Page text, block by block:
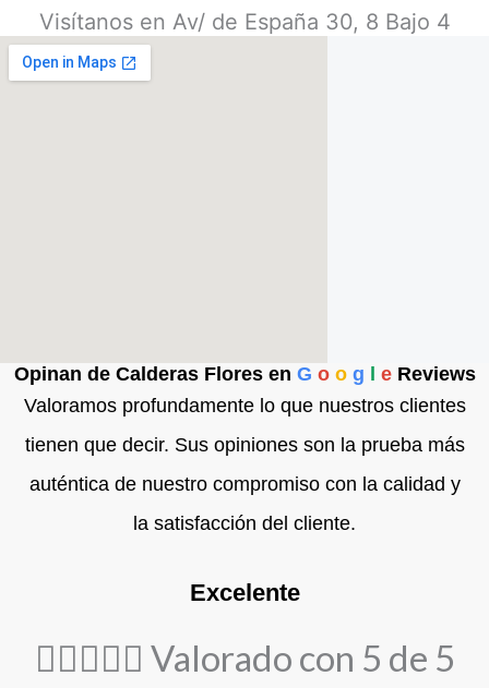
Visítanos en Av/ de España 30, 8 Bajo 4
Opinan de Calderas Flores en G o o g eReviews
Valoramos profundamente lo que nuestros clientes
tienen que decir. Sus opiniones son la prueba más
auténtica de nuestro compromiso con la calidad y
la satisfacción del cliente.
Excelente
 Valorado con 5 de 5